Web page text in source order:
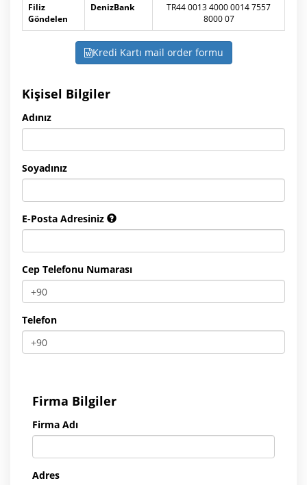
Filiz
Göndelen
DenizBank
TR44 0013 4000 0014 7557
8000 07
Kredi Kartı mail order formu
Kişisel Bilgiler
Adınız
Soyadınız
E-Posta Adresiniz
Cep Telefonu Numarası
Telefon
Firma Bilgiler
Firma Adı
Adres